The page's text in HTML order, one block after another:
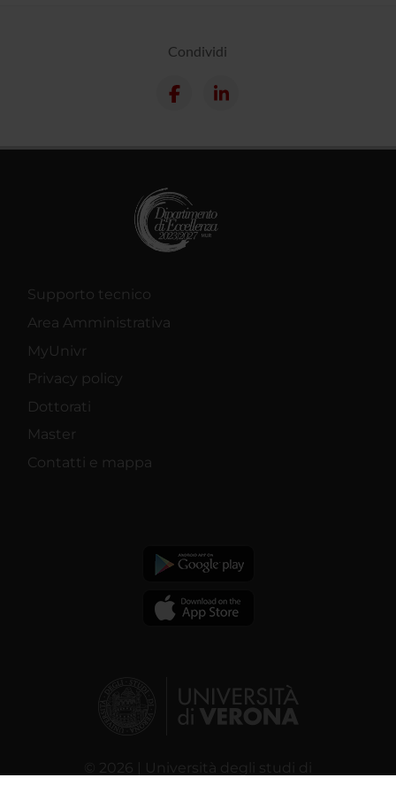
Condividi
Supporto tecnico
Area Amministrativa
MyUnivr
Privacy policy
Dottorati
Master
Contatti e mappa
© 2026 | Università degli studi di